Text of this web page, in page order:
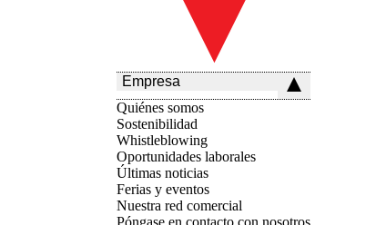
Empresa
Quiénes somos
Sostenibilidad
Whistleblowing
Oportunidades laborales
Últimas noticias
Ferias y eventos
Nuestra red comercial
Póngase en contacto con nosotros